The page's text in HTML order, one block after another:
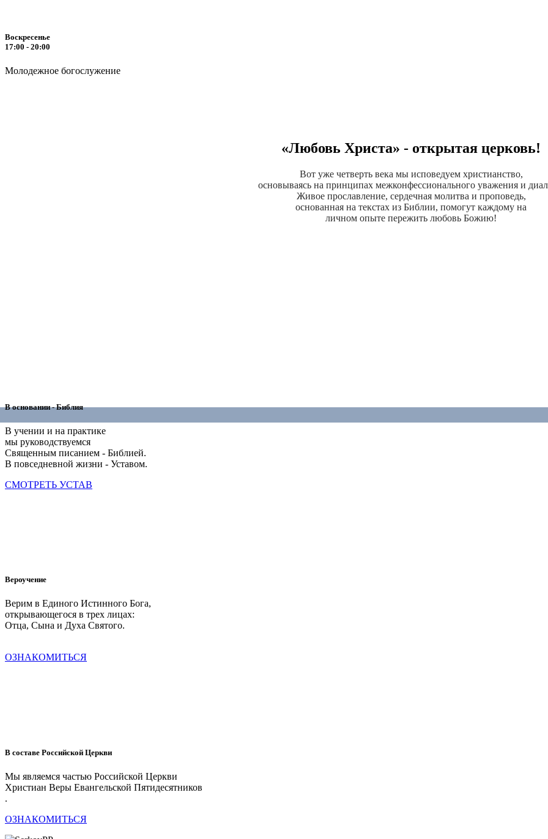
Воскресенье
17:00 - 20:00
Молодежное богослужение
«Любовь Христа» - открытая церковь!
Вот уже четверть века мы исповедуем христианство,
основываясь на принципах межконфессионального уважения и
Живое прославление, сердечная молитва и проповедь,
основанная на текстах из Библии, помогут каждому на
личном опыте пережить любовь Божию!
В основании - Библия
В учении и на практике
мы руководствуемся
Священным писанием - Библией.
В повседневной жизни - Уставом.
СМОТРЕТЬ УСТАВ
Вероучение
Верим в Единого Истинного Бога,
открывающегося в трех лицах:
Отца, Сына и Духа Святого.
ОЗНАКОМИТЬСЯ
В составе Российской Церкви
Мы являемся частью Российской Церкви
Христиан Веры Евангельской Пятидесятников
.
ОЗНАКОМИТЬСЯ